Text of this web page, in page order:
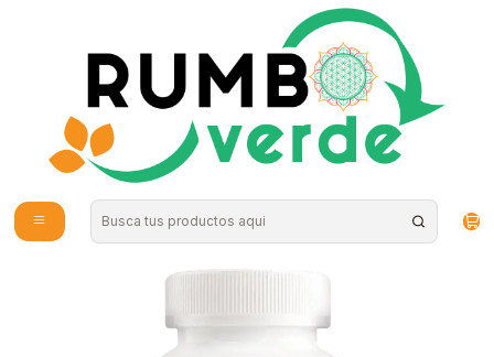
Envío gratis por compras sobre los 59.990 en la provincia de Santiago
Wellplus Zn.Se.Mn 60 capsulas